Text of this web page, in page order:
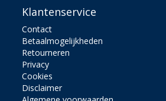
Klantenservice
Contact
Betaalmogelijkheden
Retourneren
Privacy
Cookies
Disclaimer